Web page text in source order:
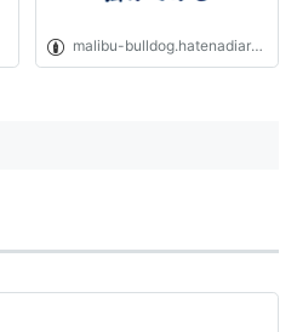
malibu-bulldog.hatenadiary.org